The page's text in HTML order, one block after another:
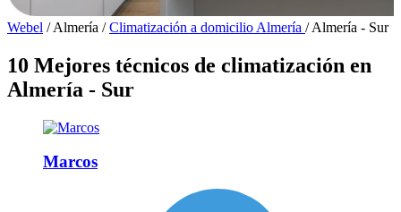
Webel / Almería / Climatización a domicilio Almería / Almería - Sur
10 Mejores técnicos de climatización en
Almería - Sur
Marcos